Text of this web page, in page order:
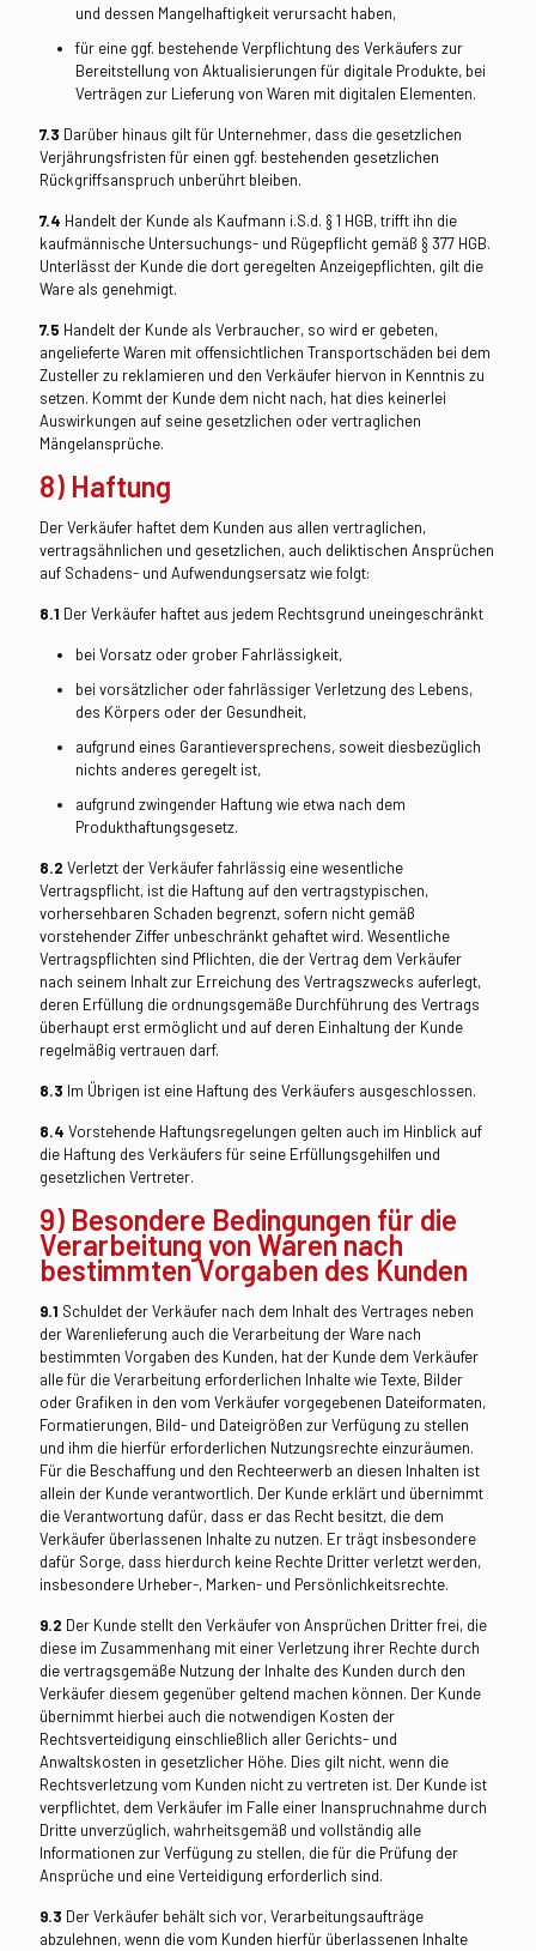
und dessen Mangelhaftigkeit verursacht haben,
für eine ggf. bestehende Verpflichtung des Verkäufers zur
Bereitstellung von Aktualisierungen für digitale Produkte, bei
Verträgen zur Lieferung von Waren mit digitalen Elementen.
7.3 Darüber hinaus gilt für Unternehmer, dass die gesetzlichen
Verjährungsfristen für einen ggf. bestehenden gesetzlichen
Rückgriffsanspruch unberührt bleiben.
7.4 Handelt der Kunde als Kaufmann i.S.d. § 1 HGB, trifft ihn die
kaufmännische Untersuchungs- und Rügepflicht gemäß § 377 HGB.
Unterlässt der Kunde die dort geregelten Anzeigepflichten, gilt die
Ware als genehmigt.
7.5 Handelt der Kunde als Verbraucher, so wird er gebeten,
angelieferte Waren mit offensichtlichen Transportschäden bei dem
Zusteller zu reklamieren und den Verkäufer hiervon in Kenntnis zu
setzen. Kommt der Kunde dem nicht nach, hat dies keinerlei
Auswirkungen auf seine gesetzlichen oder vertraglichen
Mängelansprüche.
8) Haftung
Der Verkäufer haftet dem Kunden aus allen vertraglichen,
vertragsähnlichen und gesetzlichen, auch deliktischen Ansprüchen
auf Schadens- und Aufwendungsersatz wie folgt:
8.1 Der Verkäufer haftet aus jedem Rechtsgrund uneingeschränkt
bei Vorsatz oder grober Fahrlässigkeit,
bei vorsätzlicher oder fahrlässiger Verletzung des Lebens,
des Körpers oder der Gesundheit,
aufgrund eines Garantieversprechens, soweit diesbezüglich
nichts anderes geregelt ist,
aufgrund zwingender Haftung wie etwa nach dem
Produkthaftungsgesetz.
8.2 Verletzt der Verkäufer fahrlässig eine wesentliche
Vertragspflicht, ist die Haftung auf den vertragstypischen,
vorhersehbaren Schaden begrenzt, sofern nicht gemäß
vorstehender Ziffer unbeschränkt gehaftet wird. Wesentliche
Vertragspflichten sind Pflichten, die der Vertrag dem Verkäufer
nach seinem Inhalt zur Erreichung des Vertragszwecks auferlegt,
deren Erfüllung die ordnungsgemäße Durchführung des Vertrags
überhaupt erst ermöglicht und auf deren Einhaltung der Kunde
regelmäßig vertrauen darf.
8.3 Im Übrigen ist eine Haftung des Verkäufers ausgeschlossen.
8.4 Vorstehende Haftungsregelungen gelten auch im Hinblick auf
die Haftung des Verkäufers für seine Erfüllungsgehilfen und
gesetzlichen Vertreter.
9) Besondere Bedingungen für die
Verarbeitung von Waren nach
bestimmten Vorgaben des Kunden
9.1 Schuldet der Verkäufer nach dem Inhalt des Vertrages neben
der Warenlieferung auch die Verarbeitung der Ware nach
bestimmten Vorgaben des Kunden, hat der Kunde dem Verkäufer
alle für die Verarbeitung erforderlichen Inhalte wie Texte, Bilder
oder Grafiken in den vom Verkäufer vorgegebenen Dateiformaten,
Formatierungen, Bild- und Dateigrößen zur Verfügung zu stellen
und ihm die hierfür erforderlichen Nutzungsrechte einzuräumen.
Für die Beschaffung und den Rechteerwerb an diesen Inhalten ist
allein der Kunde verantwortlich. Der Kunde erklärt und übernimmt
die Verantwortung dafür, dass er das Recht besitzt, die dem
Verkäufer überlassenen Inhalte zu nutzen. Er trägt insbesondere
dafür Sorge, dass hierdurch keine Rechte Dritter verletzt werden,
insbesondere Urheber-, Marken- und Persönlichkeitsrechte.
9.2 Der Kunde stellt den Verkäufer von Ansprüchen Dritter frei, die
diese im Zusammenhang mit einer Verletzung ihrer Rechte durch
die vertragsgemäße Nutzung der Inhalte des Kunden durch den
Verkäufer diesem gegenüber geltend machen können. Der Kunde
übernimmt hierbei auch die notwendigen Kosten der
Rechtsverteidigung einschließlich aller Gerichts- und
Anwaltskosten in gesetzlicher Höhe. Dies gilt nicht, wenn die
Rechtsverletzung vom Kunden nicht zu vertreten ist. Der Kunde ist
verpflichtet, dem Verkäufer im Falle einer Inanspruchnahme durch
Dritte unverzüglich, wahrheitsgemäß und vollständig alle
Informationen zur Verfügung zu stellen, die für die Prüfung der
Ansprüche und eine Verteidigung erforderlich sind.
9.3 Der Verkäufer behält sich vor, Verarbeitungsaufträge
abzulehnen, wenn die vom Kunden hierfür überlassenen Inhalte